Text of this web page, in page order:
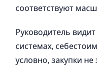
соответствуют
Руководитель
системах,
условно, закупки